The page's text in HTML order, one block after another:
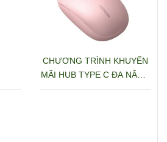
CHƯƠNG TRÌNH KHUYẾN
MÃI HUB TYPE C ĐA NĂNG